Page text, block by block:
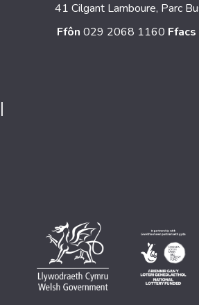
41 Cilgant Lamboure, Parc
Ffôn 029 2068 1160 Ffacs
|